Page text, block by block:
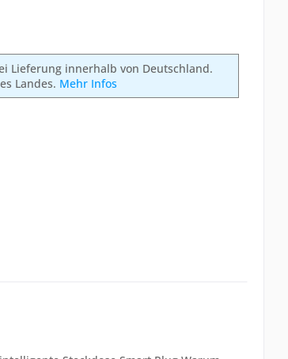
Lieferung innerhalb von Deutschland.
Landes. Mehr Infos